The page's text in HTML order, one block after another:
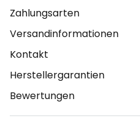
Zahlungsarten
Versandinformationen
Kontakt
Herstellergarantien
Bewertungen